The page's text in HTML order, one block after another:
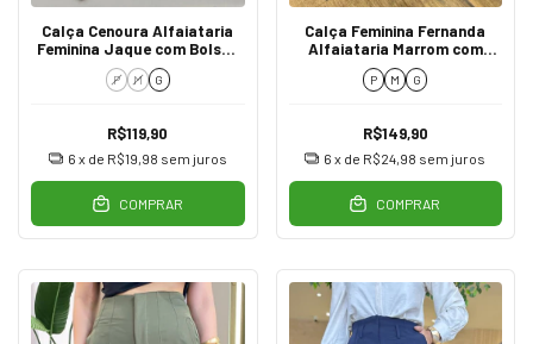
Calça Cenoura Alfaiataria
Feminina Jaque com Bolsos
Salmão
P M G
R$119,90
6 x de R$19,98 sem juros
COMPRAR
Calça Feminina Fernanda
Alfaiataria Marrom com
Cinto Duplo
P M G
R$149,90
6 x de R$24,98 sem juros
COMPRAR